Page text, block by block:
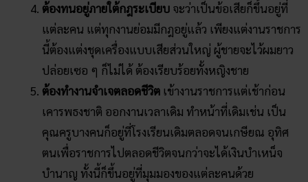
ต้องทนอยู่ภายใต้กฎระเบียบ จะว่าเป็นข้อเสียก็ขึ้นอยู่ที่
แต่ละคน แต่ทุกงานย่อมมีกฎอยู่แล้ว เพียงแต่งานราชการ
นี้ต้องแต่งชุดเครื่องแบบเสียส่วนใหญ่ ผู้ชายจะไว้ผมยาว
ปล่อยเซอ ๆ ก็ไม่ได้ ต้องเรียบร้อยทั้งหญิงชาย
ต้องทำงานจำเจตลอดชีวิต เข้างานราชการแต่เช้าก่อน
เคารพธงชาติ ออกงานเวลาเดิม ทำหน้าที่เดิมเช่น เป็น
คุณครูบางคนก็อยู่ที่โรงเรียนเดิมตลอดจนเกษียณ อุทิศ
ตนเพื่อราชการไปตลอดชีวิตจนกว่าจะได้เงินบำเหน็จ
บำนาญ ทั้งนี้ก็ขึ้นอยู่ที่มุมมองของแต่ละคนด้วย